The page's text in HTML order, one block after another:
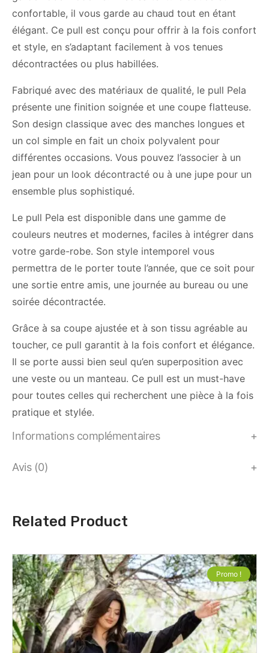
confortable, il vous garde au chaud tout en étant
élégant. Ce pull est conçu pour offrir à la fois confort
et style, en s’adaptant facilement à vos tenues
décontractées ou plus habillées.
Fabriqué avec des matériaux de qualité, le pull Pela
présente une finition soignée et une coupe flatteuse.
Son design classique avec des manches longues et
un col simple en fait un choix polyvalent pour
différentes occasions. Vous pouvez l’associer à un
jean pour un look décontracté ou à une jupe pour un
ensemble plus sophistiqué.
Le pull Pela est disponible dans une gamme de
couleurs neutres et modernes, faciles à intégrer dans
votre garde-robe. Son style intemporel vous
permettra de le porter toute l’année, que ce soit pour
une sortie entre amis, une journée au bureau ou une
soirée décontractée.
Grâce à sa coupe ajustée et à son tissu agréable au
toucher, ce pull garantit à la fois confort et élégance.
Il se porte aussi bien seul qu’en superposition avec
une veste ou un manteau. Ce pull est un must-have
pour toutes celles qui recherchent une pièce à la fois
pratique et stylée.
Informations complémentaires
Avis (0)
Related Product
Promo !